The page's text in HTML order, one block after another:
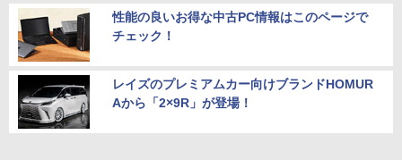
性能の良いお得な中古PC情報はこのページで
チェック！
レイズのプレミアムカー向けブランドHOMUR
Aから「2×9R」が登場！